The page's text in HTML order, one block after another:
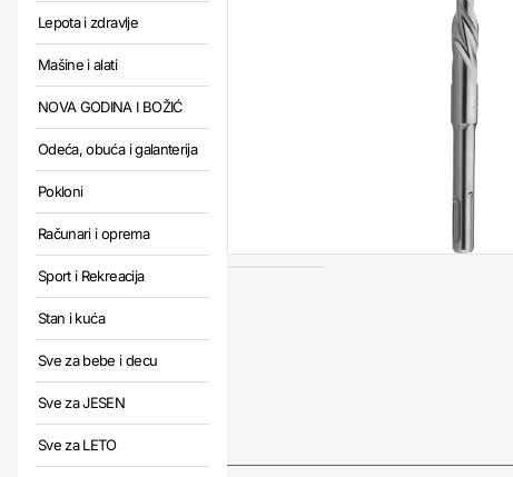
Lepota i zdravlje
Mašine i alati
NOVA GODINA I BOŽIĆ
Odeća, obuća i galanterija
Pokloni
Računari i oprema
Sport i Rekreacija
Stan i kuća
Sve za bebe i decu
Sve za JESEN
Sve za LETO